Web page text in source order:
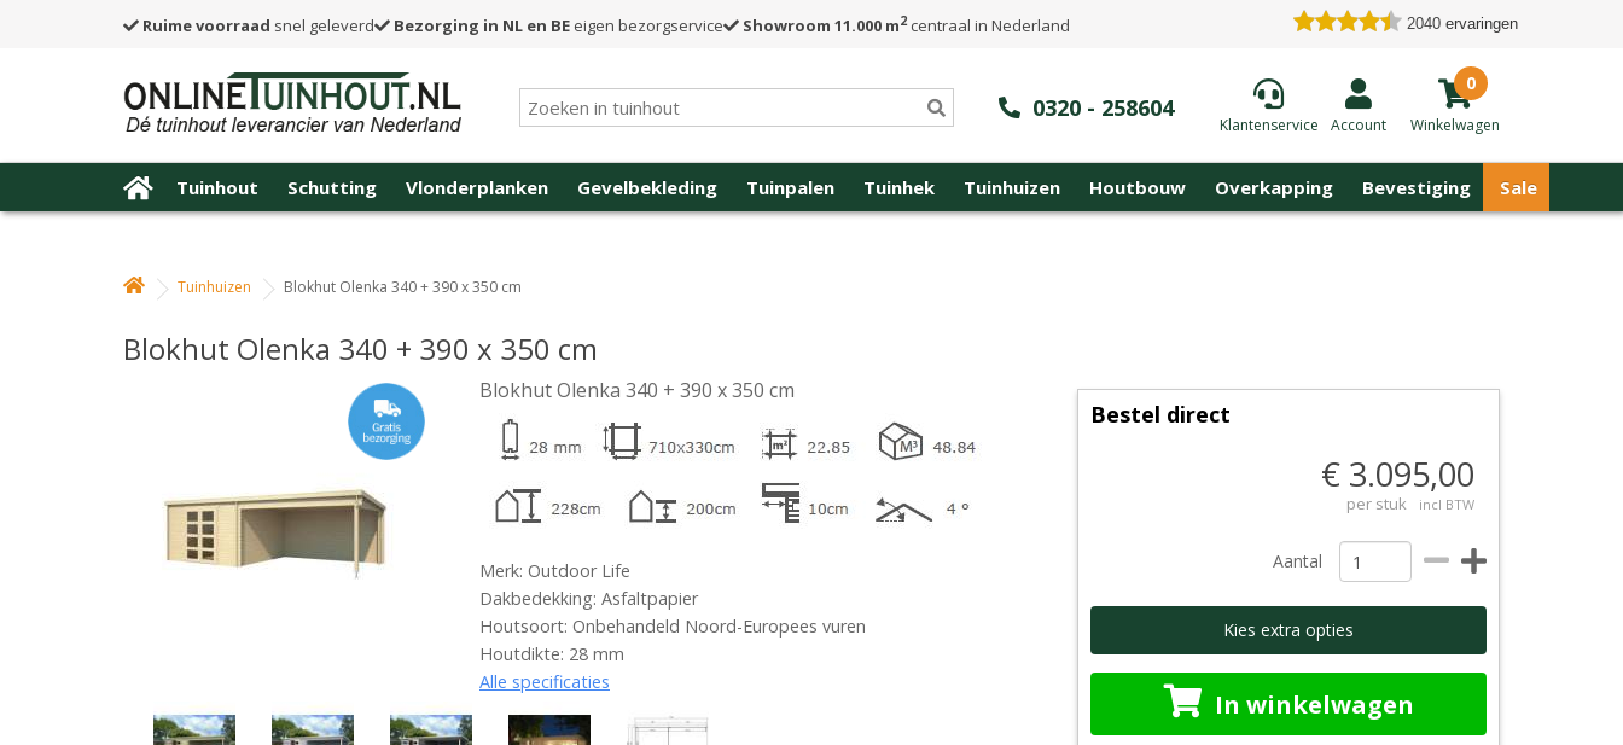
Ruime voorraad snel geleverd Bezorging in NL en BE eigen bezorgservice Showroom 11.000 m2centraal in Nederland 2040 ervaringen
0320 - 258604
Klantenservice Account
0
Winkelwagen
Tuinhout Schutting Vlonderplanken Gevelbekleding Tuinpalen Tuinhek Tuinhuizen Houtbouw Overkapping Bevestiging Sale
Tuinhuizen Blokhut Olenka 340 + 390 x 350 cm
Blokhut Olenka 340 + 390 x 350 cm
Blokhut Olenka 340 + 390 x 350 cm
Merk: Outdoor Life
Dakbedekking: Asfaltpapier
Houtsoort: Onbehandeld Noord-Europees vuren
Houtdikte: 28 mm
Alle specificaties
Bestel direct
€ 3.095,00
per stuk incl BTW
Aantal
Kies extra opties
In winkelwagen